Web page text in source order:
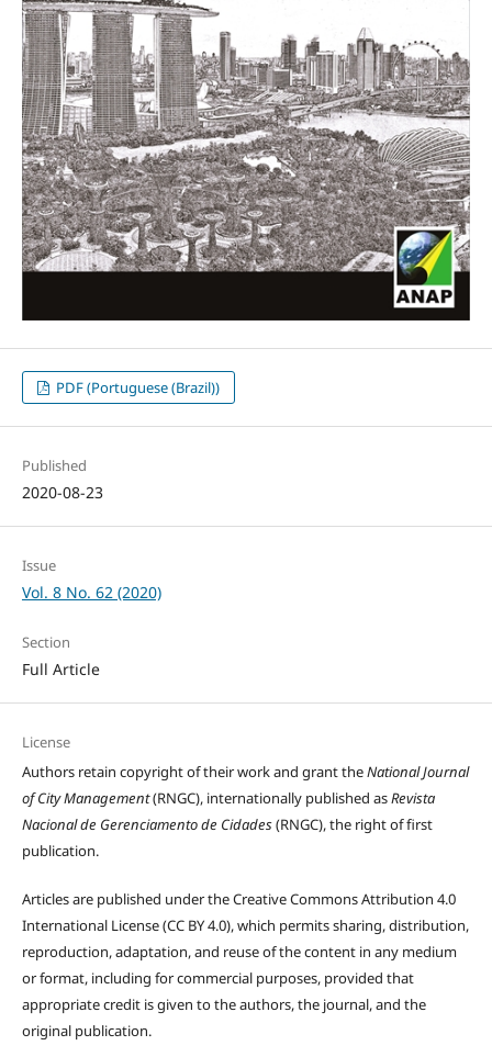
PDF (Portuguese (Brazil))
Published
2020-08-23
Issue
Vol. 8 No. 62 (2020)
Section
Full Article
License
Authors retain copyright of their work and grant theNational Journal
of City Management(RNGC), internationally published asRevista
Nacional de Gerenciamento de Cidades(RNGC), the right of first
publication.
Articles are published under the Creative Commons Attribution 4.0
International License (CC BY 4.0), which permits sharing, distribution,
reproduction, adaptation, and reuse of the content in any medium
or format, including for commercial purposes, provided that
appropriate credit is given to the authors, the journal, and the
original publication.